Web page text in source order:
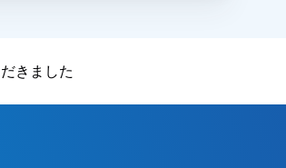
です！ご遠慮なくお申しつ
待ちしております！
きました